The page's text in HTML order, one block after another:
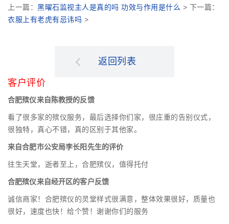
上一篇： 黑曜石监视主人是真的吗 功效与作用是什么 > 下一篇：
衣服上有老虎有忌讳吗 >
返回列表
客户评价
合肥殡仪来自陈教授的反馈
看了很多家的殡仪服务，最后选择你们家，很庄重的告别仪式，
很独特，真心不错，真的区别于其他家。
来自合肥市公安局李长阳先生的评价
往生天堂，逝者至上，合肥殡仪，值得托付
合肥殡仪来自经开区的客户反馈
诚信商家！合肥殡仪的灵堂样式很满意，整体效果很好，质量也
很好，速度也快！给个赞！谢谢你们的服务